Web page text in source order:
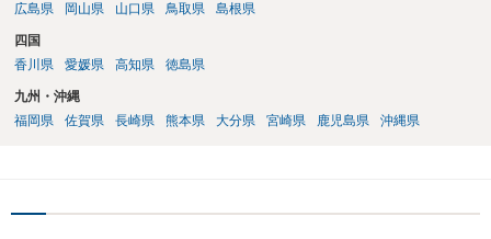
広島県
岡山県 山口県 鳥取県 島根県
四国
香川県
愛媛県 高知県 徳島県
九州・沖縄
福岡県
佐賀県 長崎県 熊本県 大分県 宮崎県 鹿児島県 沖縄県